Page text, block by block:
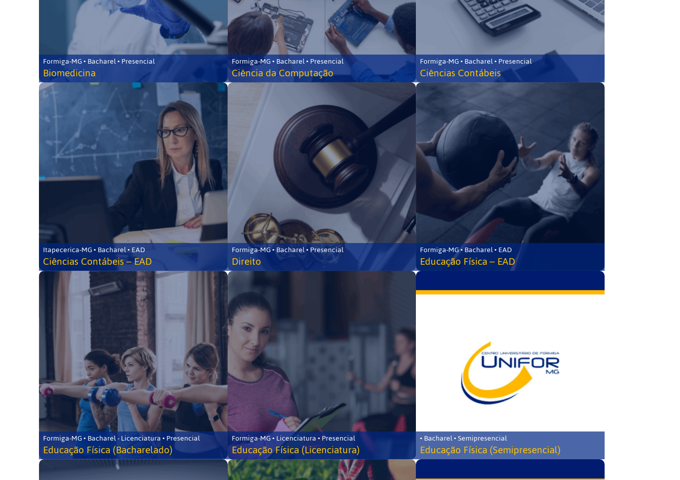
Formiga-MG • Bacharel • Presencial
Biomedicina
Formiga-MG • Bacharel • Presencial
Ciência da Computação
Formiga-MG • Bacharel • Presencial
Ciências Contábeis
Itapecerica-MG • Bacharel • EAD
Ciências Contábeis – EAD
Formiga-MG • Bacharel • Presencial
Direito
Formiga-MG • Bacharel • EAD
Educação Física – EAD
Formiga-MG • Bacharel - Licenciatura • Presencial
Educação Física (Bacharelado)
Formiga-MG • Licenciatura • Presencial
Educação Física (Licenciatura)
• Bacharel • Semipresencial
Educação Física (Semipresencial)